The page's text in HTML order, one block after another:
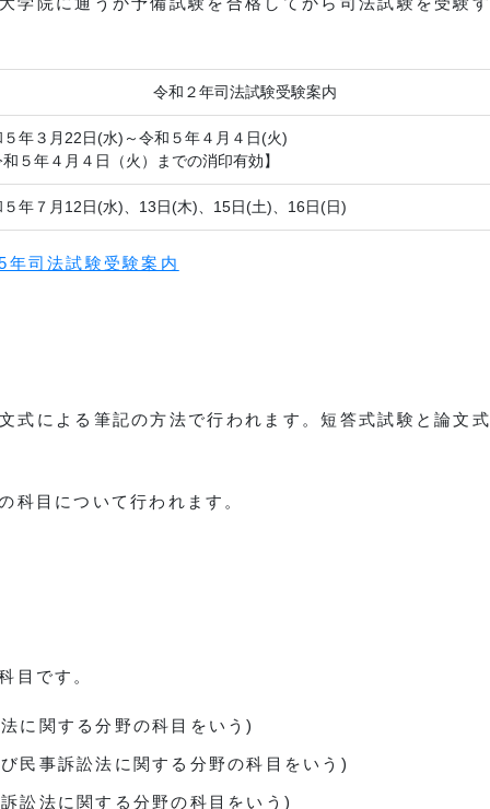
令和２年司法試験受験案内
５年３月22日(水)～令和５年４月４日(火)
和５年４月４日（火）までの消印有効】
５年７月12日(水)、13日(木)、15日(土)、16日(日)
年司法試験受験案内
式による筆記の方法で行われます。短答式試験と論文
科目について行われます。
目です。
に関する分野の科目をいう)
民事訴訟法に関する分野の科目をいう)
訟法に関する分野の科目をいう)